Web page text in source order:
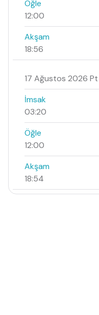
Öğle
12:00
Akşam
18:56
17 Ağustos 2026 Pt
İmsak
03:20
Öğle
12:00
Akşam
18:54